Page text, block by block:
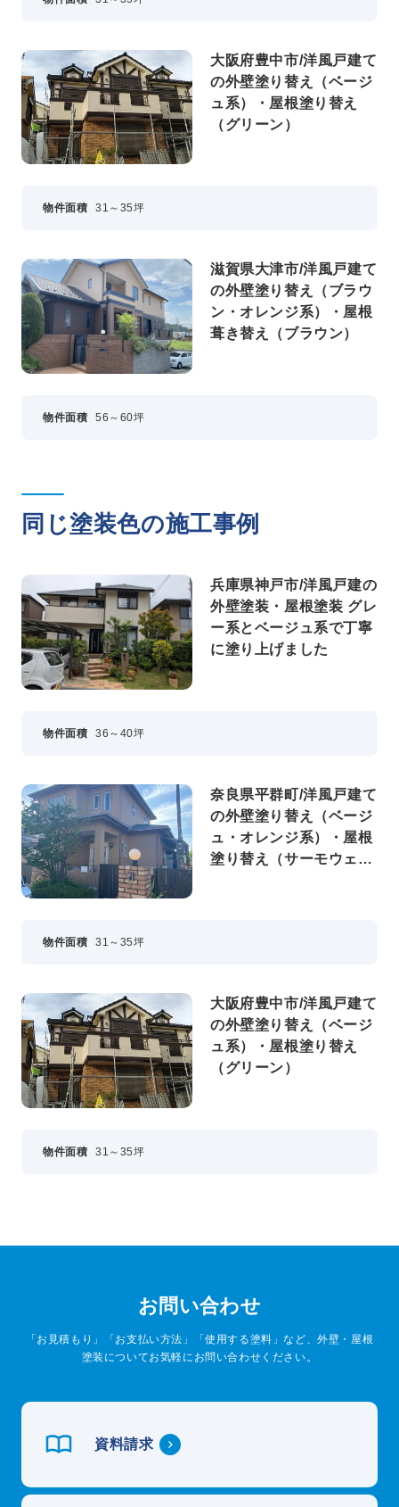
大阪府豊中市/洋風戸建て
の外壁塗り替え（ベージ
ュ系）・屋根塗り替え
（グリーン）
物件面積 31～35坪
滋賀県大津市/洋風戸建て
の外壁塗り替え（ブラウ
ン・オレンジ系）・屋根
葺き替え（ブラウン）
物件面積 56～60坪
同じ塗装色の施工事例
兵庫県神戸市/洋風戸建の
外壁塗装・屋根塗装 グレ
ー系とベージュ系で丁寧
に塗り上げました
物件面積 36～40坪
奈良県平群町/洋風戸建て
の外壁塗り替え（ベージ
ュ・オレンジ系）・屋根
塗り替え（サーモウェザ
物件面積 31～35坪
大阪府豊中市/洋風戸建て
の外壁塗り替え（ベージ
ュ系）・屋根塗り替え
（グリーン）
物件面積 31～35坪
お問い合わせ
「お見積もり」「お支払い方法」「使用する塗料」など、外壁・屋根
塗装についてお気軽にお問い合わせください。
資料請求